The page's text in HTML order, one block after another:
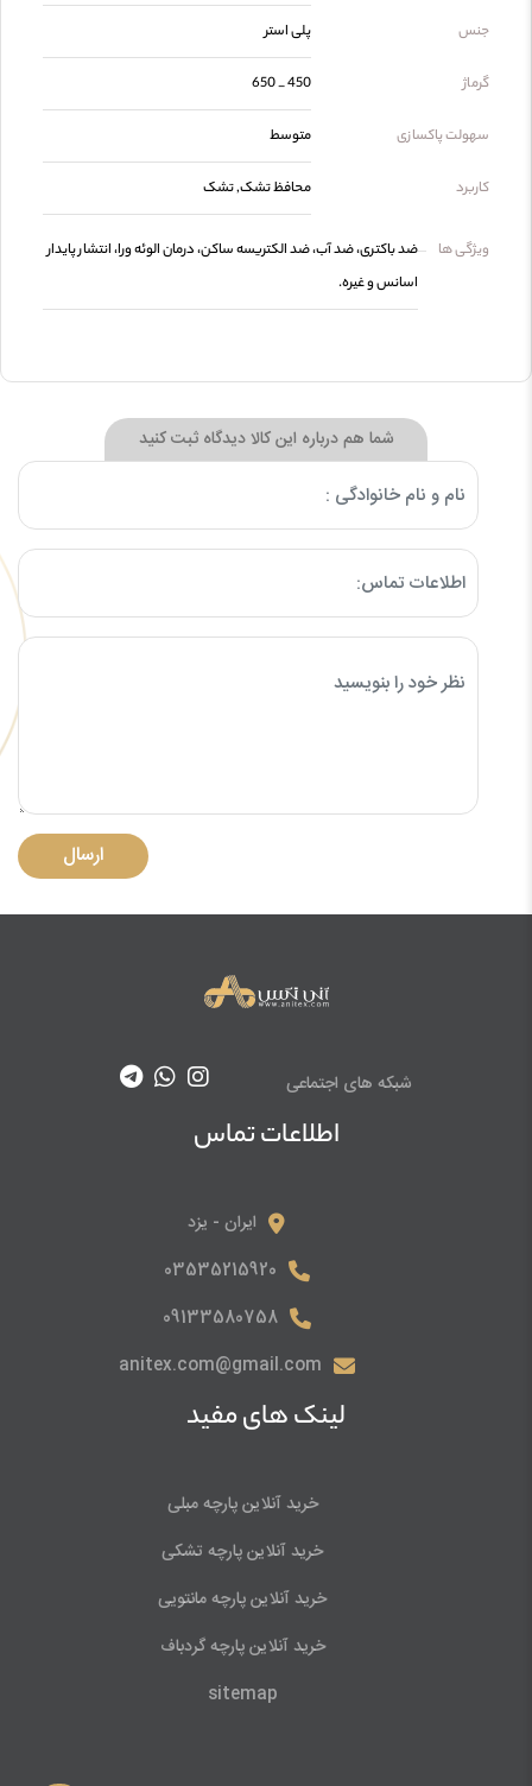
جنس پلی استر
گرماژ 450 _ 650
سهولت پاکسازی متوسط
کاربرد محافظ تشک, تشک
ویژگی ها
ضد باکتری، ضد آب، ضد الکتریسه ساکن، درمان الوئه ورا، انتشار پایدار
اسانس و غیره.
شما هم درباره این کالا دیدگاه ثبت کنید
ارسال
شبکه های اجتماعی
اطلاعات تماس
ایران - یزد
03535215920
09133580758
anitex.com@gmail.com
لینک های مفید
خرید آنلاین پارچه مبلی
خرید آنلاین پارچه تشکی
خرید آنلاین پارچه مانتویی
خرید آنلاین پارچه گردباف
sitemap